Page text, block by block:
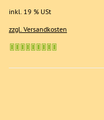
inkl. 19 % USt
zzgl. Versandkosten